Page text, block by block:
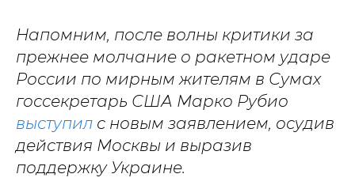
Напомним, после волны критики за
прежнее молчание о ракетном ударе
России по мирным жителям в Сумах
госсекретарь США Марко Рубио
выступил с новым заявлением, осудив
действия Москвы и выразив
поддержку Украине.